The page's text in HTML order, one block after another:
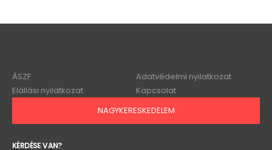
Elállási nyilatkozat
Kapcsolat
NAGYKERESKEDELEM
info@onlinebolt.eu